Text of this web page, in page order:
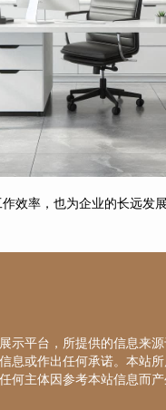
效率，也为企业的长远发
示平台，所提供的信息来
息或作出任何承诺。本站
何主体因参考本站信息而